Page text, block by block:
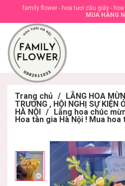
family flower - hoa tươi cầu giấy -
MUA HÀNG
Trang chủ / LẴNG HOA
TRƯƠNG , HỘI NGHỊ SỰ KIỆN
HÀ NỘI / Lẵng hoa chúc
Hoa tân gia Hà Nội ! Mua hoa